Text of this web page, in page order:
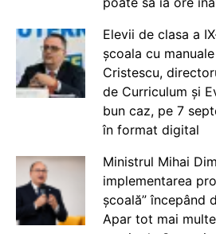
Elevii de clasa a
școala cu
Cristescu,
de Curriculum și
bun caz, pe 7
în format digital
Ministrul Mihai
implementarea
școală” începând
Apar tot mai